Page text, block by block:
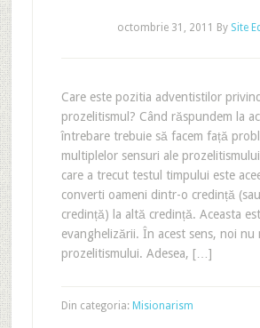
octombrie 31, 2011 By Site
Care este pozitia adventistilor privind
prozelitismul? Când răspundem la
întrebare trebuie să facem față
multiplelor sensuri ale
care a trecut testul timpului este
converti oameni dintr-o credință
credință) la altă credință. Aceasta
evanghelizării. În acest sens, noi nu
prozelitismului. Adesea, […]
Din categoria: Misionarism